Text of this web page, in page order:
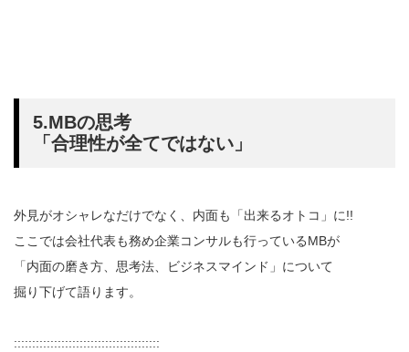
5.MBの思考
「合理性が全てではない」
外見がオシャレなだけでなく、内面も「出来るオトコ」に!!
ここでは会社代表も務め企業コンサルも行っているMBが
「内面の磨き方、思考法、ビジネスマインド」について
掘り下げて語ります。
::::::::::::::::::::::::::::::::::::::::